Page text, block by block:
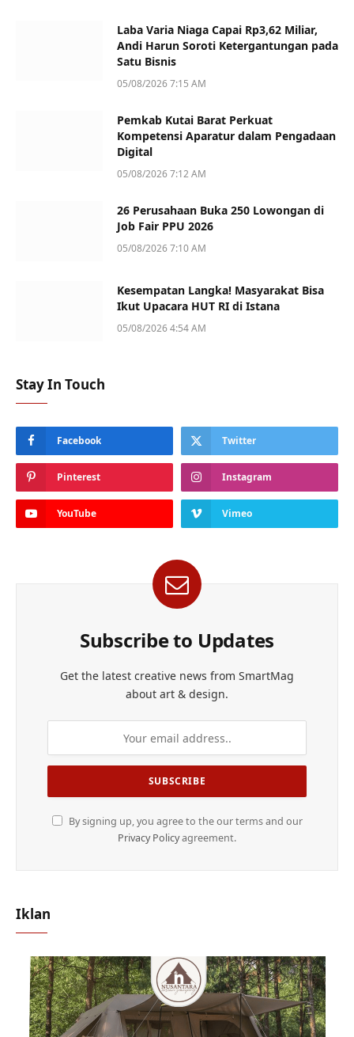
Laba Varia Niaga Capai Rp3,62 Miliar,
Andi Harun Soroti Ketergantungan pada
Satu Bisnis
05/08/2026 7:15 AM
Pemkab Kutai Barat Perkuat
Kompetensi Aparatur dalam Pengadaan
Digital
05/08/2026 7:12 AM
26 Perusahaan Buka 250 Lowongan di
Job Fair PPU 2026
05/08/2026 7:10 AM
Kesempatan Langka! Masyarakat Bisa
Ikut Upacara HUT RI di Istana
05/08/2026 4:54 AM
Stay In Touch
Facebook Twitter
Pinterest Instagram
YouTube Vimeo
Subscribe to Updates
Get the latest creative news from SmartMag
about art & design.
By signing up, you agree to the our terms and our
Privacy Policyagreement.
Iklan